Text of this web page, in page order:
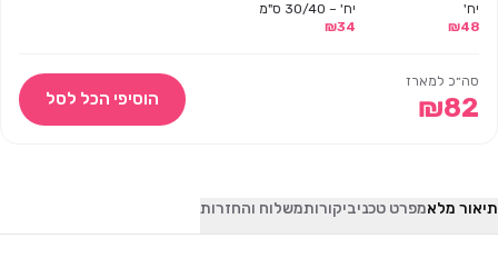
יח'
₪48
יח' – 30/40 ס"מ
₪34
סה״כ למארז
₪82 הוסיפי הכל לסל
תיאור מלאמפרט טכניביקורותמשלוח והחזרות